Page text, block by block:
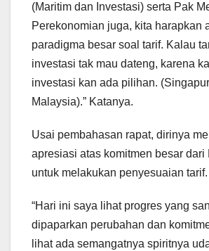
(Maritim dan Investasi) serta Pak
Perekonomian juga, kita harapkan
paradigma besar soal tarif. Kalau
investasi tak mau dateng, karena
investasi kan ada pilihan.
Malaysia).” Katanya.
Usai pembahasan rapat, dirinya
apresiasi atas komitmen besar dari
untuk melakukan penyesuaian tarif.
“Hari ini saya lihat progres yang
dipaparkan perubahan dan
lihat ada semangatnya spiritnya